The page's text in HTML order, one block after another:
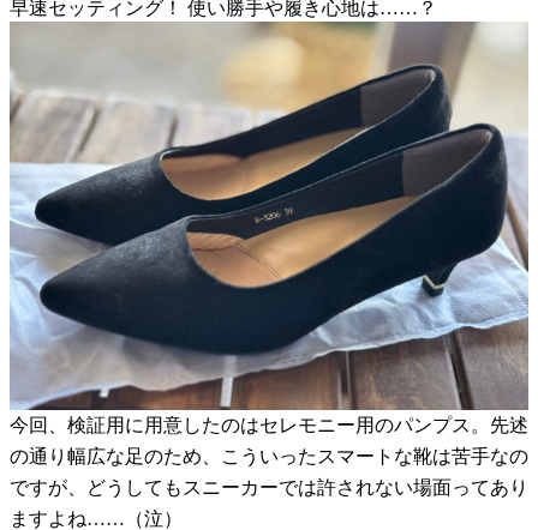
早速セッティング！ 使い勝手や履き心地は……？
今回、検証用に用意したのはセレモニー用のパンプス。先述
の通り幅広な足のため、こういったスマートな靴は苦手なの
ですが、どうしてもスニーカーでは許されない場面ってあり
ますよね……（泣）